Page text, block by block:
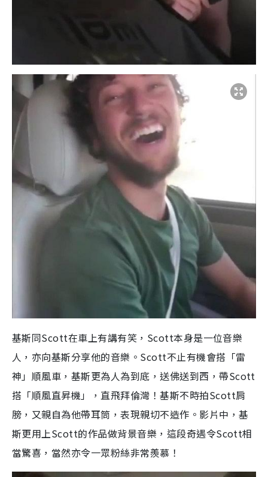
基斯同Scott在車上有講有笑，Scott本身是一位音樂
人，亦向基斯分享他的音樂。Scott不止有機會搭「雷
神」順風車，基斯更為人為到底，送佛送到西，帶Scott
搭「順風直昇機」，直飛拜倫灣！基斯不時拍Scott肩
膀，又親自為他帶耳筒，表現親切不造作。影片中，基
斯更用上Scott的作品做背景音樂，這段奇遇令Scott相
當驚喜，當然亦令一眾粉絲非常羨慕！